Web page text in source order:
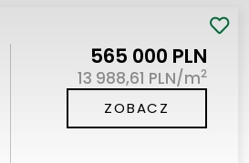
565 000 PLN
13 988,61 PLN/m2
ZOBACZ